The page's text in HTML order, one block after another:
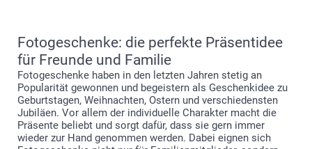
Fotogeschenke: die perfekte Präsentidee
für Freunde und Familie
Fotogeschenke haben in den letzten Jahren stetig an
Popularität gewonnen und begeistern als Geschenkidee zu
Geburtstagen, Weihnachten, Ostern und verschiedensten
Jubiläen. Vor allem der individuelle Charakter macht die
Präsente beliebt und sorgt dafür, dass sie gern immer
wieder zur Hand genommen werden. Dabei eignen sich